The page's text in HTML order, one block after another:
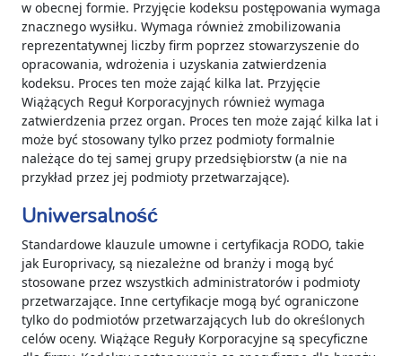
w obecnej formie. Przyjęcie kodeksu postępowania wymaga
znacznego wysiłku. Wymaga również zmobilizowania
reprezentatywnej liczby firm poprzez stowarzyszenie do
opracowania, wdrożenia i uzyskania zatwierdzenia
kodeksu. Proces ten może zająć kilka lat. Przyjęcie
Wiążących Reguł Korporacyjnych również wymaga
zatwierdzenia przez organ. Proces ten może zająć kilka lat i
może być stosowany tylko przez podmioty formalnie
należące do tej samej grupy przedsiębiorstw (a nie na
przykład przez jej podmioty przetwarzające).
Uniwersalność
Standardowe klauzule umowne i certyfikacja RODO, takie
jak Europrivacy, są niezależne od branży i mogą być
stosowane przez wszystkich administratorów i podmioty
przetwarzające. Inne certyfikacje mogą być ograniczone
tylko do podmiotów przetwarzających lub do określonych
celów oceny. Wiążące Reguły Korporacyjne są specyficzne